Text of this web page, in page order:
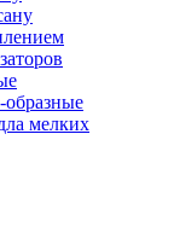
мелких